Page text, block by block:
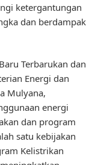
ketergantungan
dan berdampak
Terbarukan dan
Energi dan
Mulyana,
energi
dan program
satu kebijakan
Kelistrikan